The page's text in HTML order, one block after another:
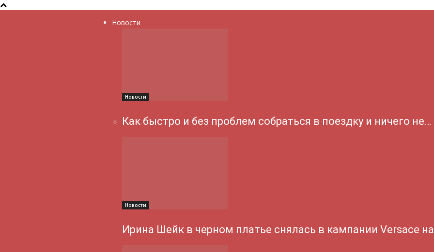
Новости
Новости
Как быстро и без проблем собраться в поездку и ничего не…
Новости
Ирина Шейк в черном платье снялась в кампании Versace